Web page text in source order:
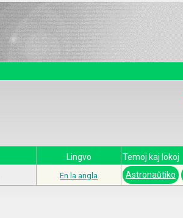
Lingvo
Temoj kaj lokoj
En la angla Astronaŭtiko